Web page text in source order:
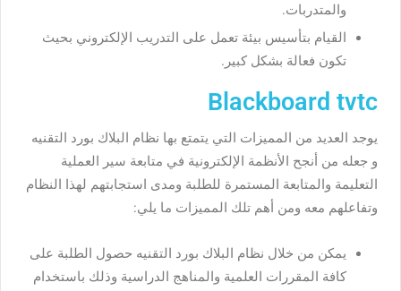
والمتدربات.
القيام بتأسيس بيئة تعمل على التدريب الإلكتروني بحيث
تكون فعالة بشكل كبير.
Blackboard tvtc
يوجد العديد من المميزات التي يتمتع بها نظام البلاك بورد التقنيه
و جعله من أنجح الأنظمة الإلكترونية في متابعة سير العملية
التعليمة والمتابعة المستمرة للطلبة ومدى استجابتهم لهذا النظام
وتفاعلهم معه ومن أهم تلك المميزات ما يلي:
يمكن من خلال نظام البلاك بورد التقنيه حصول الطلبة على
كافة المقررات العلمية والمناهج الدراسية وذلك باستخدام